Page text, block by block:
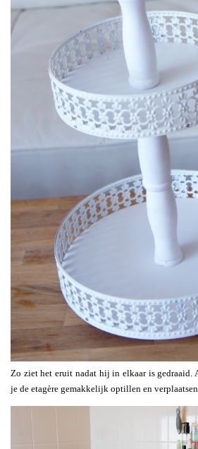
Zo ziet het eruit nadat hij in elkaar is gedraaid.
je de etagère gemakkelijk optillen en